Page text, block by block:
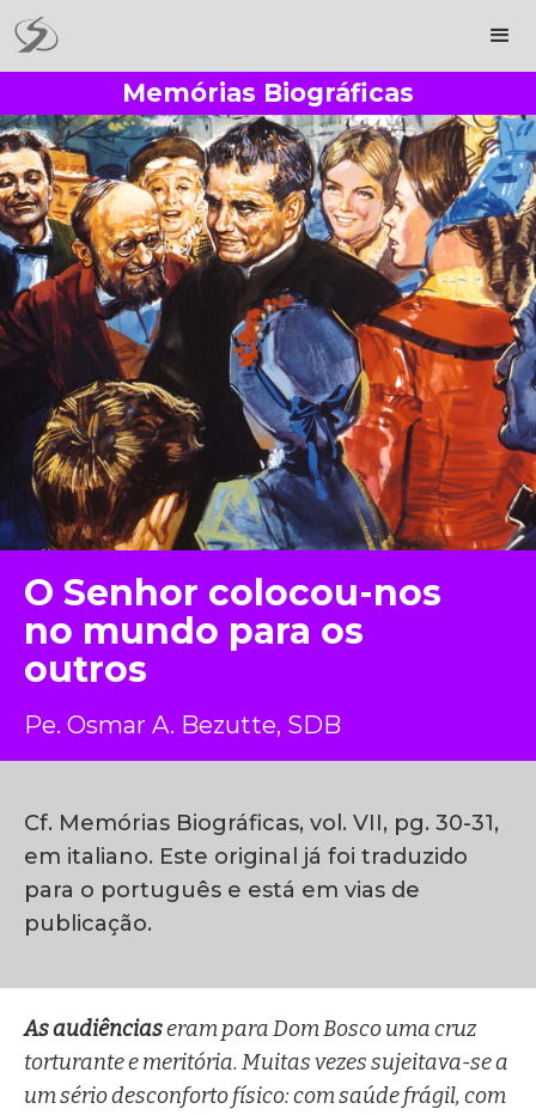
Memórias Biográficas
O Senhor colocou-nos
no mundo para os
outros
Pe. Osmar A. Bezutte, SDB
Cf. Memórias Biográficas, vol. VII, pg. 30-31,
em italiano. Este original já foi traduzido
para o português e está em vias de
publicação.
As audiênciaseram para Dom Bosco uma cruz
torturante e meritória. Muitas vezes sujeitava-se a
um sério desconforto físico: com saúde frágil, com